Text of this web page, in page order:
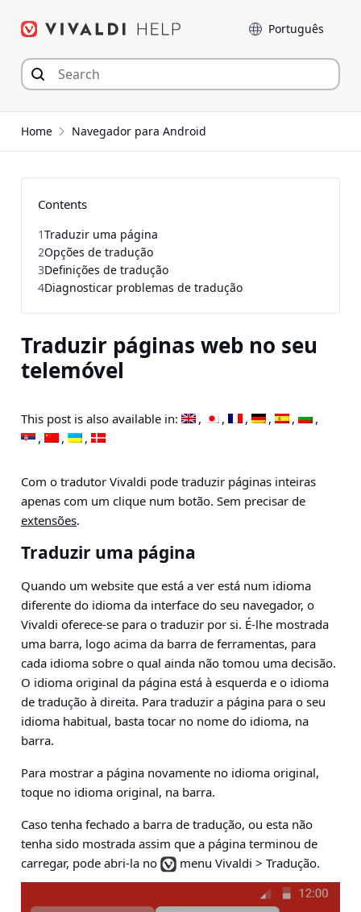
para
conteúdo
Idioma
Home Navegador para Android
Traduzir páginas web no seu
telemóvel
This post is also available in:
Com o tradutor Vivaldi pode traduzir páginas inteiras
apenas com um clique num botão. Sem precisar de
extensões.
Traduzir uma página
Quando um website que está a ver está num idioma
diferente do idioma da interface do seu navegador, o
Vivaldi oferece-se para o traduzir por si. É-lhe mostrada
uma barra, logo acima da barra de ferramentas, para
cada idioma sobre o qual ainda não tomou uma decisão.
O idioma original da página está à esquerda e o idioma
de tradução à direita. Para traduzir a página para o seu
idioma habitual, basta tocar no nome do idioma, na
barra.
Para mostrar a página novamente no idioma original,
toque no idioma original, na barra.
Caso tenha fechado a barra de tradução, ou esta não
tenha sido mostrada assim que a página terminou de
carregar, pode abri-la no
menu Vivaldi > Tradução.
Contents
1Traduzir uma página
2Opções de tradução
3Definições de tradução
4Diagnosticar problemas de tradução